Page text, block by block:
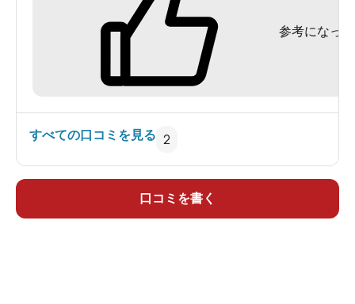
洗い場だけ。今流行りの何種類もの浴槽やサウナ
を期待していたので、正直「えっ..」とがっかりし
昼間で他にお客さんもなく、ゆっくりとくつろげ
びっしりと書いてあります。
湯上がり後1日はびっくりですが、肌のキメが整い
「一皮むけた」という言葉がビッタリの状態が持
参考になった
すべての口コミを見る 2
口コミを書く